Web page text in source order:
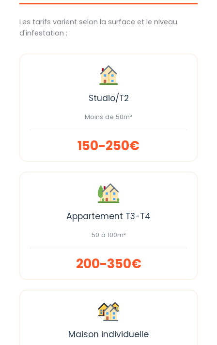
Les tarifs varient selon la surface et le niveau
d'infestation :
Studio/T2
Moins de 50m²
150-250€
Appartement T3-T4
50 à 100m²
200-350€
Maison individuelle